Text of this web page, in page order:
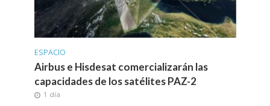
ESPACIO
Airbus e Hisdesat comercializarán las
capacidades de los satélites PAZ-2
1 día